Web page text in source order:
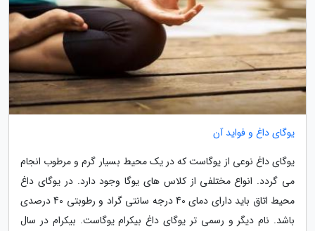
یوگای داغ و فواید آن
یوگای داغ نوعی از یوگاست که در یک محیط بسیار گرم و مرطوب انجام
می گردد. انواع مختلفی از کلاس های یوگا وجود دارد. در یوگای داغ
محیط اتاق باید دارای دمای 40 درجه سانتی گراد و رطوبتی 40 درصدی
باشد. نام دیگر و رسمی تر یوگای داغ بیکرام یوگاست. بیکرام در سال